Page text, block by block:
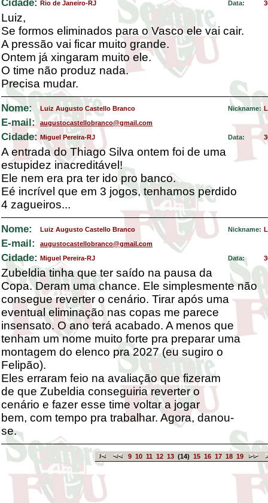
Cidade: Rio de Janeiro-RJ Data:
Luiz,
Se formos eliminados para o Vasco ele vai cair.
A pressão vai ficar muito grande.
Ontem já xingaram muito ele.
O time não produz nada.
Precisa mudar.
Nome: Luiz Augusto Castello Branco Nickname:
E-mail: augustocastellobranco@gmail.com
Cidade: Miguel Pereira-RJ Data:
A entrada do Thiago Silva ontem foi de uma
estupidez inacreditável!
Ele nem era pra ter ido pro banco.
Eé incrível que em 3 jogos, tenhamos perdido
4 zagueiros...
Nome: Luiz Augusto Castello Branco Nickname:
E-mail: augustocastellobranco@gmail.com
Cidade: Miguel Pereira-RJ Data:
Zubeldia tinha que ter saído na pausa da
Copa. Deram uma chance. Ele simplesmente não
consegue reverter o cenário. Tirar após uma
eventual eliminação nas copas me parece
insensato. O ano terá acabado. A menos que
tenham um nome muito forte pra preparar uma
montagem do elenco pra 2027 (eu sugiro o
Felipão).
Eles erraram feio na avaliação que fizeram
de que Zubeldia conseguiria reverter o
cenário e fazer esse time voltar a jogar
bem, com tempo pra trabalhar. Agora, danou-
se.
9 10 11 12 13 (14) 15 16 17 18 19